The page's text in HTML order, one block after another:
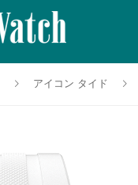
アイコン タイド